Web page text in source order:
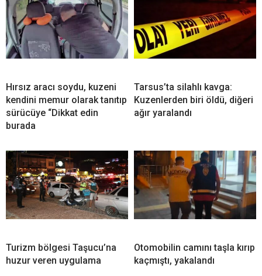
Hırsız aracı soydu, kuzeni
kendini memur olarak tanıtıp
sürücüye “Dikkat edin
burada
Tarsus’ta silahlı kavga:
Kuzenlerden biri öldü, diğeri
ağır yaralandı
Turizm bölgesi Taşucu’na
huzur veren uygulama
Otomobilin camını taşla kırıp
kaçmıştı, yakalandı